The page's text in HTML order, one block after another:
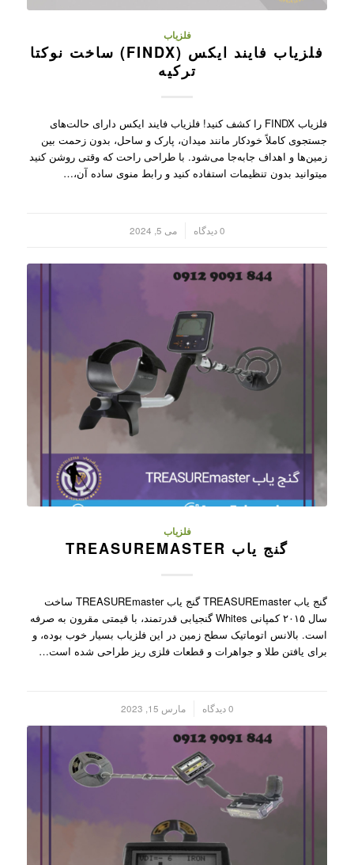
فلزیاب
فلزیاب فایند ایکس (FINDX) ساخت نوکتا
ترکیه
فلزیاب FINDX را کشف کنید! فلزیاب فایند ایکس دارای حالت‌های
جستجوی کاملاً خودکار مانند میدان، پارک و ساحل، بدون زحمت بین
زمین‌ها و اهداف جابه‌جا می‌شود. با طراحی راحت که وقتی روشن کنید
میتوانید بدون تنظیمات استفاده کنید و رابط منوی ساده آن،…
0 دیدگاه می 5, 2024
فلزیاب
گنج یاب TREASUREMASTER
گنج یاب TREASUREmaster گنج یاب TREASUREmaster ساخت
سال ۲۰۱۵ کمپانی Whites گنجیابی قدرتمند، با قیمتی مقرون به صرفه
است. بالانس اتوماتیک سطح زمین در این فلزیاب بسیار خوب بوده، و
برای یافتن طلا و جواهرات و قطعات فلزی ریز طراحی شده است…
0 دیدگاه مارس 15, 2023